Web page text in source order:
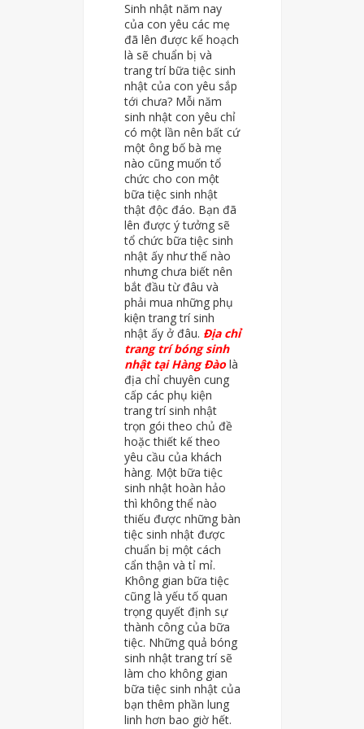
Sinh nhật năm nay
của con yêu các mẹ
đã lên được kế hoạch
là sẽ chuẩn bị và
trang trí bữa tiệc sinh
nhật của con yêu sắp
tới chưa? Mỗi năm
sinh nhật con yêu chỉ
có một lần nên bất cứ
một ông bố bà mẹ
nào cũng muốn tổ
chức cho con một
bữa tiệc sinh nhật
thật độc đáo. Bạn đã
lên được ý tưởng sẽ
tổ chức bữa tiệc sinh
nhật ấy như thế nào
nhưng chưa biết nên
bắt đầu từ đâu và
phải mua những phụ
kiện trang trí sinh
nhật ấy ở đâu. Địa chỉ
trang trí bóng sinh
nhật tại Hàng Đàolà
địa chỉ chuyên cung
cấp các phụ kiện
trang trí sinh nhật
trọn gói theo chủ đề
hoặc thiết kế theo
yêu cầu của khách
hàng. Một bữa tiệc
sinh nhật hoàn hảo
thì không thể nào
thiếu được những bàn
tiệc sinh nhật được
chuẩn bị một cách
cẩn thận và tỉ mỉ.
Không gian bữa tiệc
cũng là yếu tố quan
trọng quyết định sự
thành công của bữa
tiệc. Những quả bóng
sinh nhật trang trí sẽ
làm cho không gian
bữa tiệc sinh nhật của
bạn thêm phần lung
linh hơn bao giờ hết.